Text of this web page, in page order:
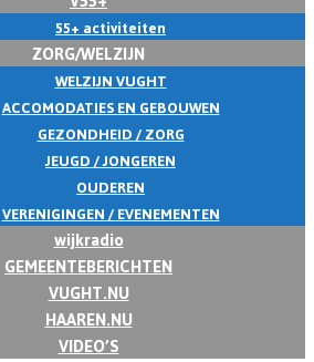
55+ activiteiten
ZORG/WELZIJN
WELZIJN VUGHT
ACCOMODATIES EN GEBOUWEN
GEZONDHEID / ZORG
JEUGD / JONGEREN
OUDEREN
VERENIGINGEN / EVENEMENTEN
wijkradio
GEMEENTEBERICHTEN
VUGHT.NU
HAAREN.NU
VIDEO’S